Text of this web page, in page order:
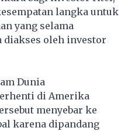
langka untuk
yang selama
diakses oleh investor
Dunia
di Amerika
menyebar ke
karena dipandang